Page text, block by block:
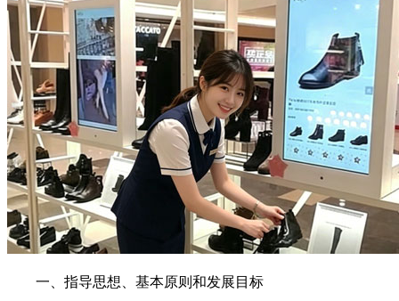
一、指导思想、基本原则和发展目标